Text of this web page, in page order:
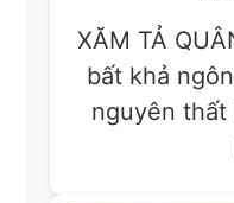
XĂM TẢ
bất khả
nguyên thất